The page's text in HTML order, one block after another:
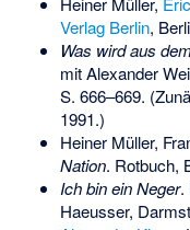
Verlag Berlin,
Was wird aus
mitAlexander
S. 666–669.
1991.)
Heiner Müller,
Nation. Rotbuch,
Ich bin ein Neger.
Haeusser,